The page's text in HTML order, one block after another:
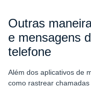
Outras
e mensagens
telefone
Além dos aplicativos de
como rastrear